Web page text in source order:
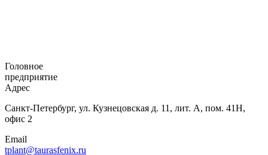
Головное
предприятие
Адрес
Санкт-Петербург, ул. Кузнецовская д. 11, лит. А, пом. 41Н,
офис 2
Email
tplant@taurasfenix.ru